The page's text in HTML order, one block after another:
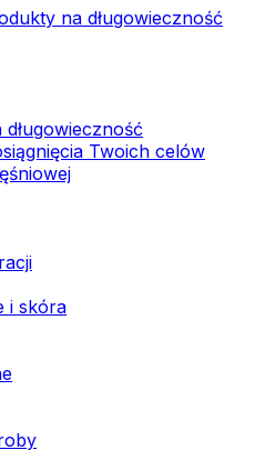
na długowieczność
Twoich celów
i skóra